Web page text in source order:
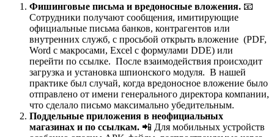
Фишинговые письма и вредоносные вложения. 📧
Сотрудники получают сообщения, имитирующие
официальные письма банков, контрагентов или
внутренних служб, с просьбой открыть вложение (PDF,
Word с макросами, Excel с формулами DDE) или
перейти по ссылке. После взаимодействия происходит
загрузка и установка шпионского модуля. В нашей
практике был случай, когда вредоносное вложение было
отправлено от имени генерального директора компании,
что сделало письмо максимально убедительным.
Поддельные приложения в неофициальных
магазинах и по ссылкам. 📲 Для мобильных устройств